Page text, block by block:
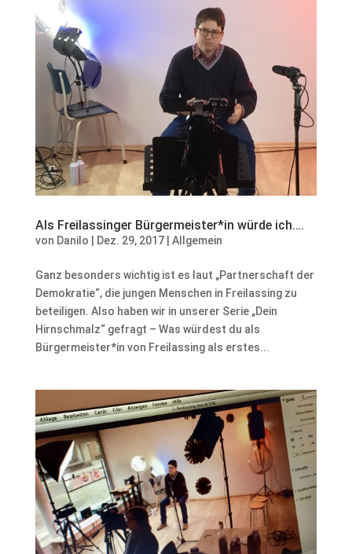
Als Freilassinger Bürgermeister*in würde ich….
von Danilo Dez. 29, 2017| Allgemein
Ganz besonders wichtig ist es laut „Partnerschaft der
Demokratie“, die jungen Menschen in Freilassing zu
beteiligen. Also haben wir in unserer Serie „Dein
Hirnschmalz“ gefragt – Was würdest du als
Bürgermeister*in von Freilassing als erstes...